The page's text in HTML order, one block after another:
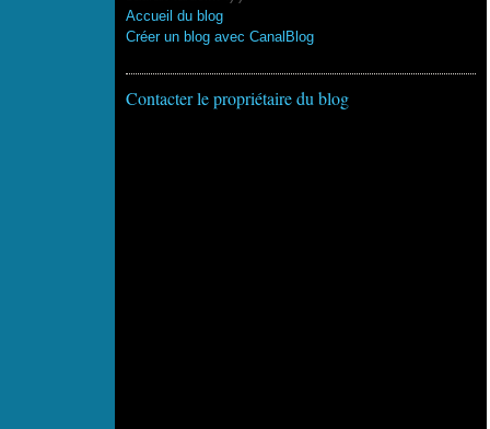
Accueil du blog
Créer un blog avec CanalBlog
Contacter le propriétaire du blog